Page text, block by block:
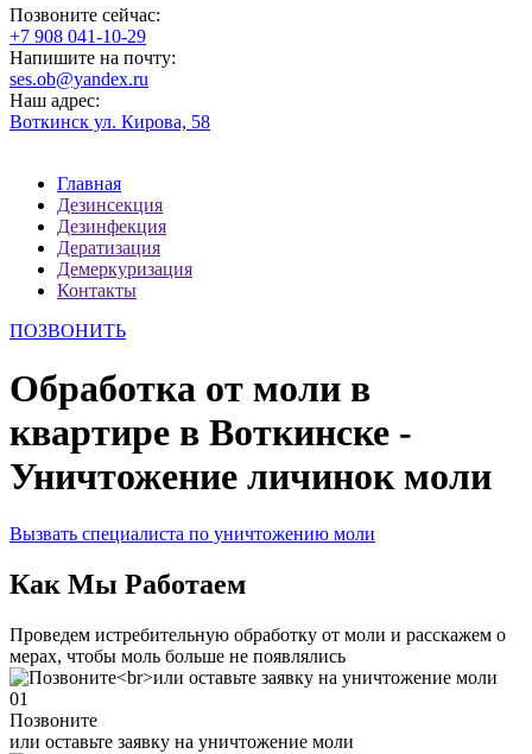
Позвоните сейчас:
‪+7 908 041-10-29
Напишите на почту:
ses.ob@yandex.ru
Наш адрес:
Воткинск ул. Кирова, 58
Главная
Дезинсекция
Дезинфекция
Дератизация
Демеркуризация
Контакты
ПОЗВОНИТЬ
Обработка от моли в
квартире в Воткинске -
Уничтожение личинок моли
Вызвать специалиста по уничтожению моли
Как Мы Работаем
Проведем истребительную обработку от моли и расскажем о
мерах, чтобы моль больше не появлялись
01
Позвоните
или оставьте заявку на уничтожение моли